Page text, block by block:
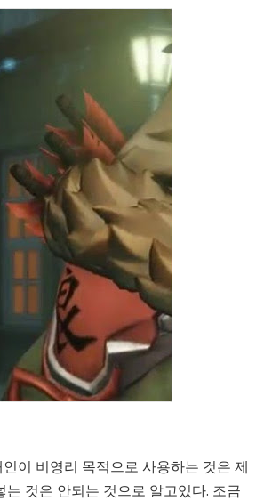
이 비영리 목적으로 사용하는 것은 제
것은 안되는 것으로 알고있다. 조금